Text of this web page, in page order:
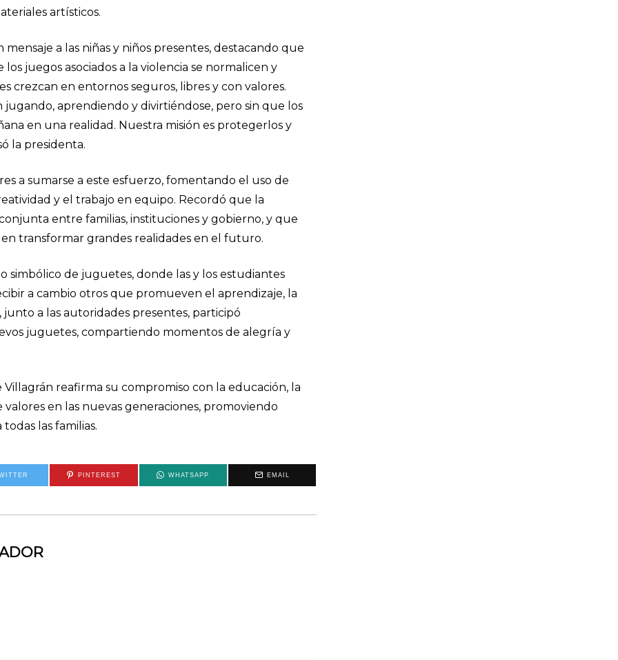
artísticos.
a las niñas y niños presentes, destacando que
juegos asociados a la violencia se normalicen y
crezcan en entornos seguros, libres y con valores.
jugando, aprendiendo y divirtiéndose, pero sin que los
en una realidad. Nuestra misión es protegerlos y
la presidenta.
a sumarse a este esfuerzo, fomentando el uso de
y el trabajo en equipo. Recordó que la
entre familias, instituciones y gobierno, y que
transformar grandes realidades en el futuro.
simbólico de juguetes, donde las y los estudiantes
a cambio otros que promueven el aprendizaje, la
a las autoridades presentes, participó
juguetes, compartiendo momentos de alegría y
reafirma su compromiso con la educación, la
en las nuevas generaciones, promoviendo
las familias.
PINTEREST WHATSAPP EMAIL